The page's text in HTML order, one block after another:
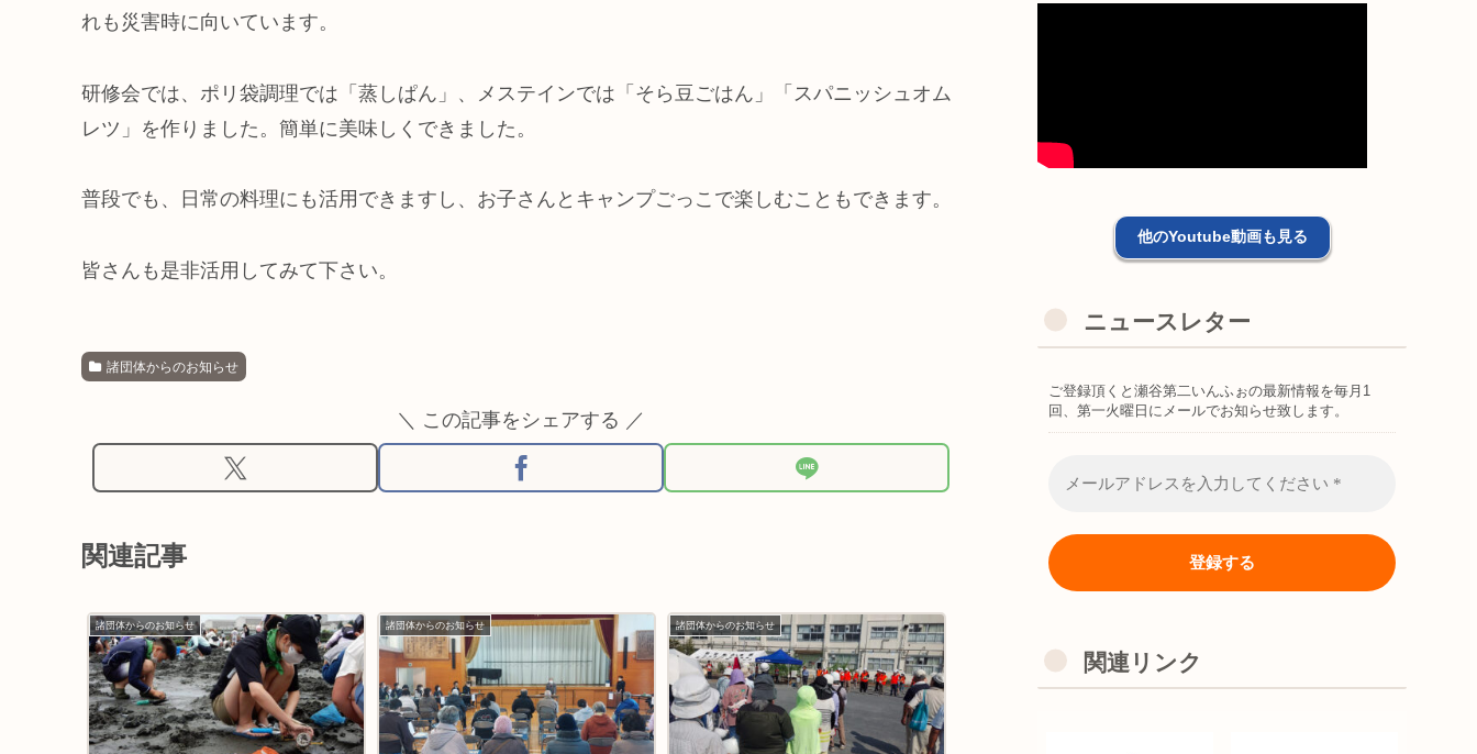
れも災害時に向いています。
研修会では、ポリ袋調理では「蒸しぱん」、メステインでは「そら豆ごはん」「スパニッシュオム
レツ」を作りました。簡単に美味しくできました。
普段でも、日常の料理にも活用できますし、お子さんとキャンプごっこで楽しむこともできます。
皆さんも是非活用してみて下さい。
諸団体からのお知らせ
＼ この記事をシェアする ／
関連記事
諸団体からのお知らせ 諸団体からのお知らせ 諸団体からのお知らせ
他のYoutube動画も見る
ニュースレター
ご登録頂くと瀬谷第二いんふぉの最新情報を毎月1
回、第一火曜日にメールでお知らせ致します。
関連リンク